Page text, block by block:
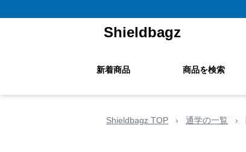
Shieldbagz
新着商品 商品を検索
Shieldbagz TOP › 通学の一覧 ›